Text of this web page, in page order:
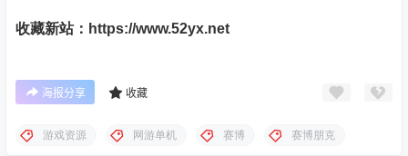
收藏新站：https://www.52yx.net
海报分享 收藏
游戏资源 网游单机 赛博 赛博朋克